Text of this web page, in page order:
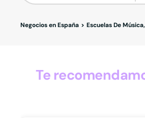
Negocios en España Escuelas De
Te